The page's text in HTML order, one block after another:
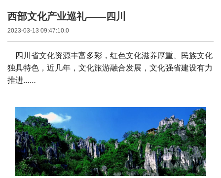
西部文化产业巡礼——四川
2023-03-13 09:47:10.0
四川省文化资源丰富多彩，红色文化滋养厚重、民族文化
独具特色，近几年，文化旅游融合发展，文化强省建设有力
推进……